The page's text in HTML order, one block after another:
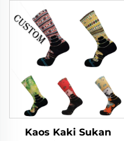
Kaos Kaki Sukan